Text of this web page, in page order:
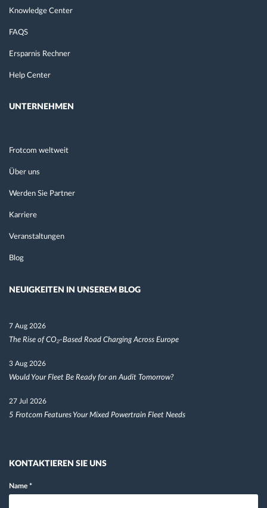
Knowledge Center
FAQS
Ersparnis Rechner
Help Center
UNTERNEHMEN
Frotcom weltweit
Über uns
Werden Sie Partner
Karriere
Veranstaltungen
Blog
NEUIGKEITEN IN UNSEREM BLOG
7 Aug 2026
The Rise of CO₂-Based Road Charging Across Europe
3 Aug 2026
Would Your Fleet Be Ready for an Audit Tomorrow?
27 Jul 2026
5 Frotcom Features Your Mixed Powertrain Fleet Needs
KONTAKTIEREN SIE UNS
Name *